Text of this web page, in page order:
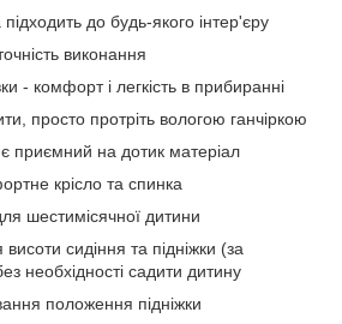
до будь-якого інтер'єру
виконання
- комфорт і легкість в прибиранні
просто протріть вологою ганчіркою
приємний на дотик матеріал
крісло та спинка
шестимісячної дитини
сидіння та підніжки (за
необхідності садити дитину
положення підніжки